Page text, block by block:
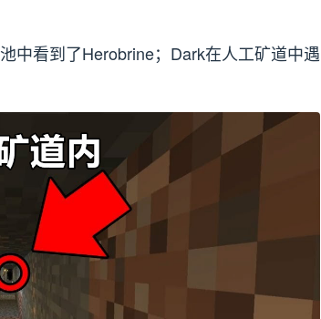
中看到了Herobrine；Dark在人工矿道中遇